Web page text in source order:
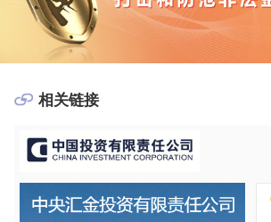
相关链接